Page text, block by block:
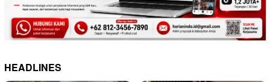
HEADLINES